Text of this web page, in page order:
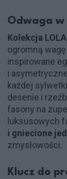
Odwaga
Kolekcja
ogromną
inspirowane
i
każdej
desenie i
fasony na
luksusowych
i gniecione
zmysłowości.
Klucz do